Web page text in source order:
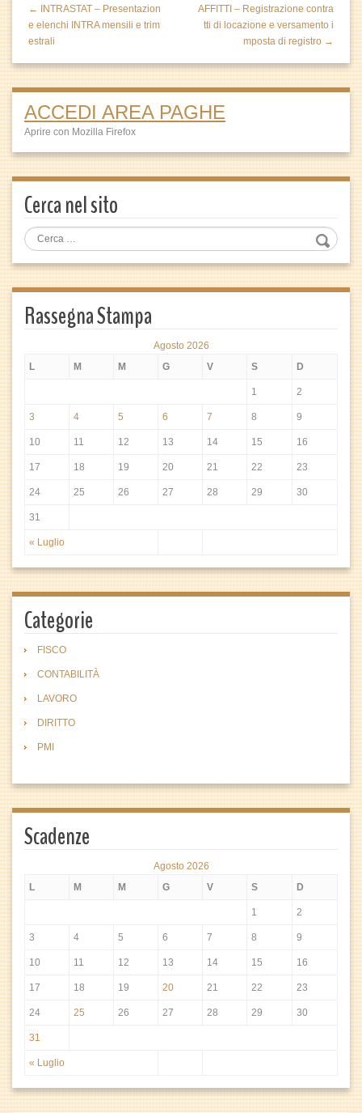
← INTRASTAT – Presentazion
e elenchi INTRA mensili e trim
estrali
AFFITTI – Registrazione contra
tti di locazione e versamento i
mposta di registro →
ACCEDI AREA PAGHE
Aprire con Mozilla Firefox
Cerca nel sito
Rassegna Stampa
Agosto 2026
L
M M G V S D
« Luglio
1 2
3 4 5 6 7 8 9
10 11 12 13 14 15 16
17 18 19 20 21 22 23
24 25 26 27 28 29 30
31
Categorie
FISCO
CONTABILITÀ
LAVORO
DIRITTO
PMI
Scadenze
Agosto 2026
L
M M G V S D
« Luglio
1 2
3 4 5 6 7 8 9
10 11 12 13 14 15 16
17 18 19 20 21 22 23
24 25 26 27 28 29 30
31